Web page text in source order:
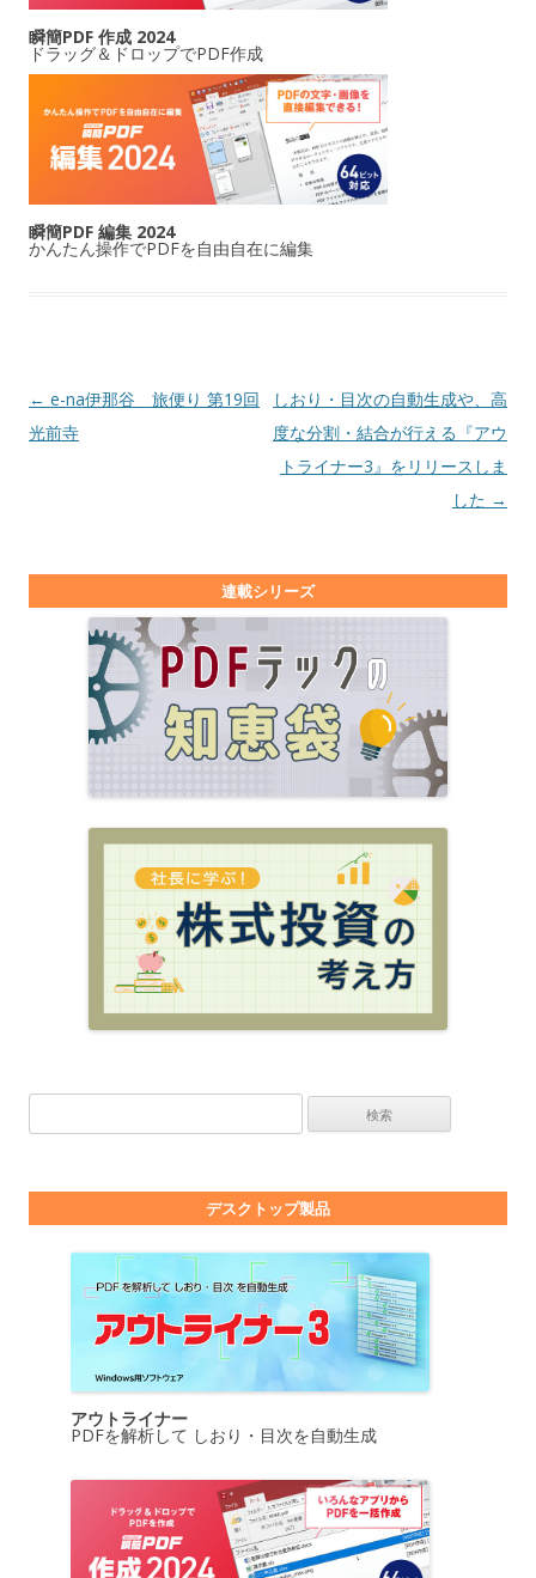
瞬簡PDF 作成 2024
ドラッグ＆ドロップでPDF作成
瞬簡PDF 編集 2024
かんたん操作でPDFを自由自在に編集
投稿ナビゲーション
← e-na伊那谷 旅便り 第19回
光前寺
しおり・目次の自動生成や、高
度な分割・結合が行える『アウ
トライナー3』をリリースしま
した →
連載シリーズ
デスクトップ製品
アウトライナー
PDFを解析して しおり・目次を自動生成